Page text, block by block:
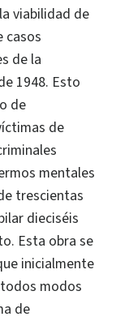
viabilidad de
casos
de la
1948. Esto
de
de
mentales
trescientas
dieciséis
Esta obra se
inicialmente
modos
de